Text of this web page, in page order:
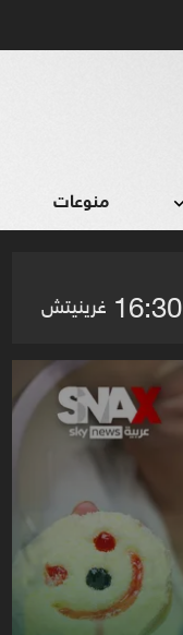
منوعات
16:30 غرينيتش
seconds
of
18
minutes,
Volume